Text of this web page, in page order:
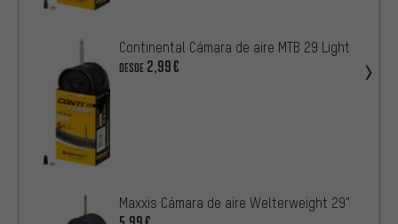
Continental Cámara de aire MTB 29 Light
DESDE 2,99€
Maxxis Cámara de aire Welterweight 29"